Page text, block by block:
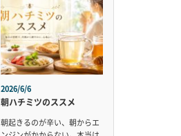
2026/6/6
朝ハチミツのススメ
朝起きるのが辛い、朝からエ